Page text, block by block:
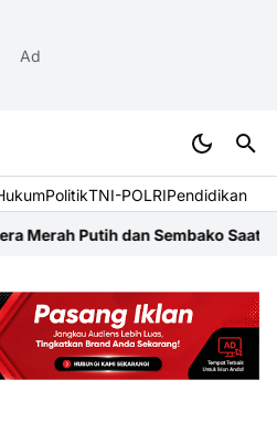
Ad
PolitikTNI-POLRIPendidikan
Saat Manfaatkan